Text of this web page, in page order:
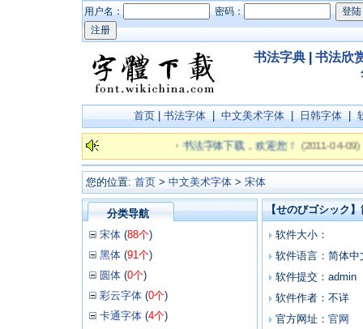
用户名： 密码：
书法字典
书法欣
首页| 书法字体| 中文美术字体| 日韩字体|
书法字体下载，欢迎您！ (2011-04-09)
您的位置: 首页 > 中文美术字体 > 宋体
分类导航
宋体 (88个)
黑体 (91个)
圆体 (0个)
彩云字体 (0个)
卡通字体 (4个)
【せのびゴシック
软件大小：
软件语言：简体中
软件提交：admin
软件作者：不详
官方网址： 官网